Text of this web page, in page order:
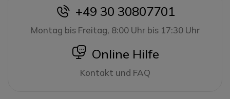
icon
+49 30 30807701
Montag bis Freitag, 8:00 Uhr bis 17:30 Uhr
icon
Online Hilfe
Kontakt und FAQ